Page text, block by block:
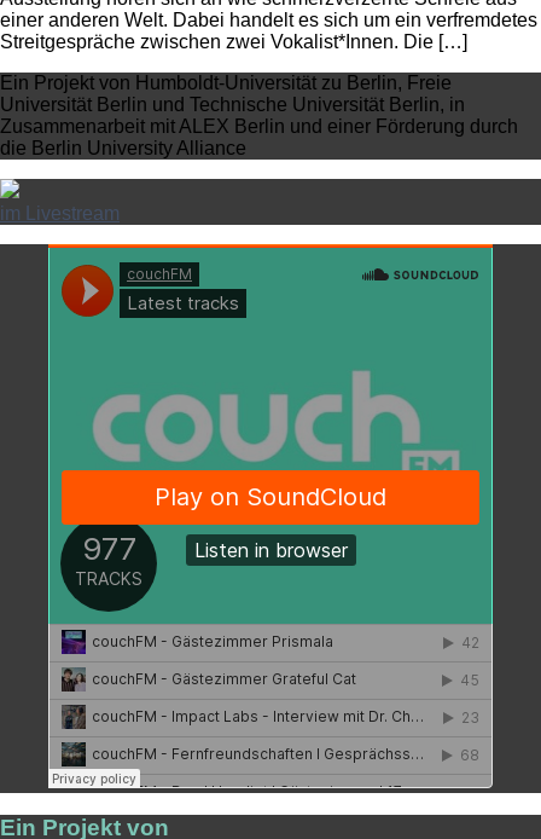
einer anderen Welt. Dabei handelt es sich um ein verfremdetes
Streitgespräche zwischen zwei Vokalist*Innen. Die […]
Ein Projekt von Humboldt-Universität zu Berlin, Freie
Universität Berlin und Technische Universität Berlin, in
Zusammenarbeit mit ALEX Berlin und einer Förderung durch
die Berlin University Alliance
im Livestream
Ein Projekt von